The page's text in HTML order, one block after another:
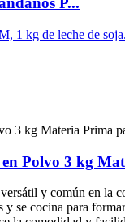
Polvo 3 kg
y común en la
y se cocina para